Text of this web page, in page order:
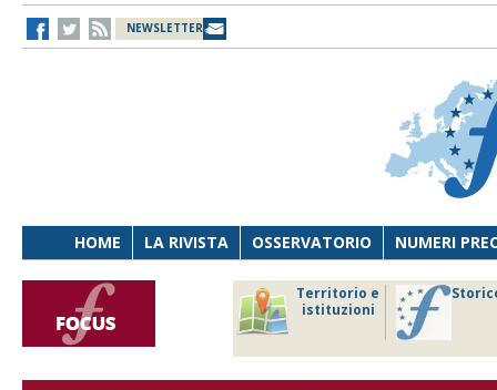
NEWSLETTER
HOME LA RIVISTA OSSERVATORIO NUMERI
Territorio e
istituzioni